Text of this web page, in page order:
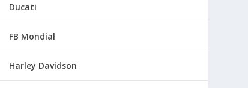
Ducati
FB Mondial
Harley Davidson